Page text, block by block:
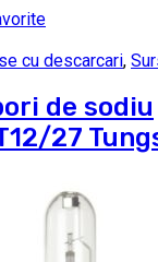
cu descarcari,
de sodiu
27